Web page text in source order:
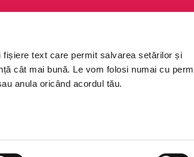
text care permit salvarea setărilor și
cât mai bună. Le vom folosi numai cu
anula oricând acordul tău.